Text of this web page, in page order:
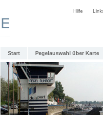
Hilfe
Start Pegelauswahl über Karte